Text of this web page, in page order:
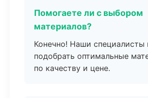
Помогаете ли с выбором
материалов?
Конечно! Наши специалисты
подобрать оптимальные
по качеству и цене.